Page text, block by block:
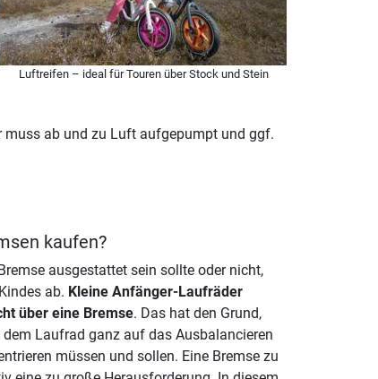
Luftreifen – ideal für Touren über Stock und Stein
muss ab und zu Luft aufgepumpt und ggf.
kaufen?
ausgestattet sein sollte oder nicht,
ab. Kleine Anfänger-Laufräder
über eine Bremse. Das hat den Grund,
Laufrad ganz auf das Ausbalancieren
müssen und sollen. Eine Bremse zu